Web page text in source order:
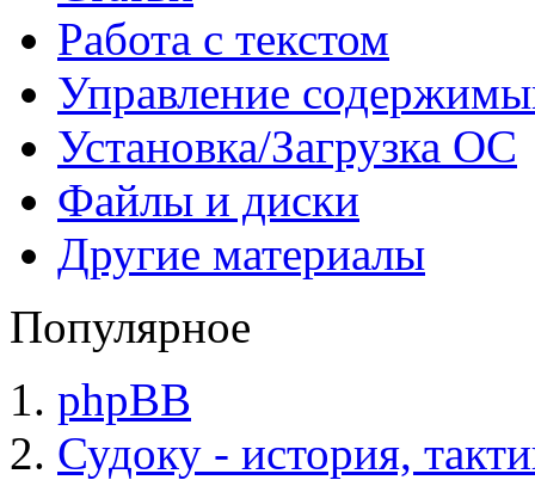
Работа с текстом
Управление
Установка/Загрузка ОС
Файлы и диски
Другие материалы
Популярное
phpBB
Судоку - история,